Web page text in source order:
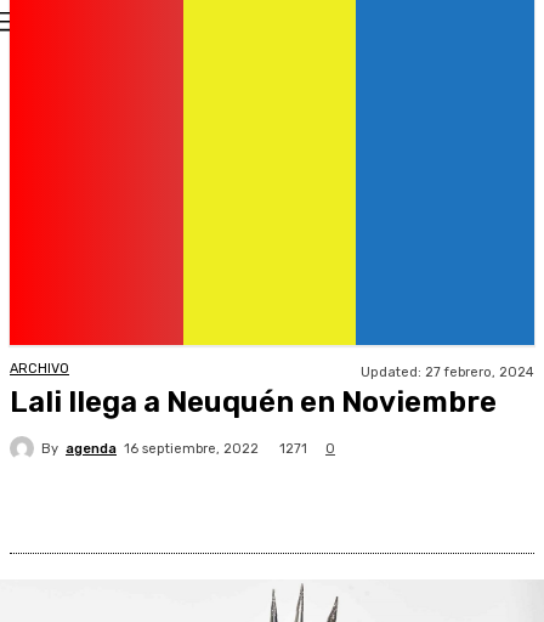
ARCHIVO Updated: 27 febrero, 2024
Lali llega a Neuquén en Noviembre
By agenda 16 septiembre, 2022 1271 0